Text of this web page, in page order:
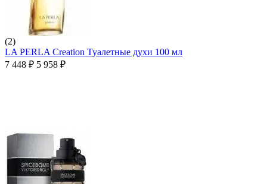
(2)
LA PERLA Creation Туалетные духи 100 мл
7 448 ₽ 5 958 ₽